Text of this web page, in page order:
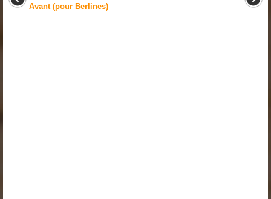
Avant (pour Berlines)